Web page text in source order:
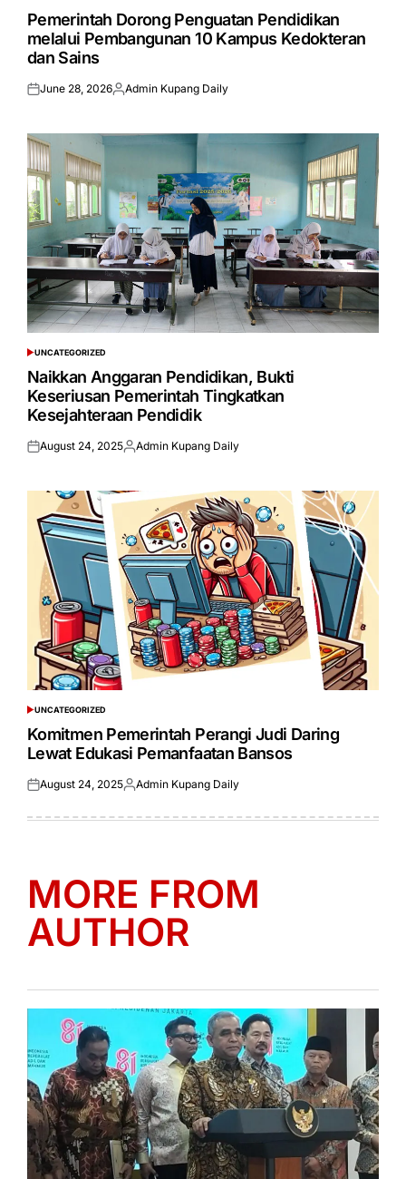
IN
Pemerintah Dorong Penguatan Pendidikan
melalui Pembangunan 10 Kampus Kedokteran
dan Sains
Posted
June 28, 2026Posted
Admin Kupang Daily
POSTED
IN
UNCATEGORIZED
Naikkan Anggaran Pendidikan, Bukti
Keseriusan Pemerintah Tingkatkan
Kesejahteraan Pendidik
Posted
August 24, 2025Posted
Admin Kupang Daily
POSTED
IN
UNCATEGORIZED
Komitmen Pemerintah Perangi Judi Daring
Lewat Edukasi Pemanfaatan Bansos
Posted
August 24, 2025Posted
Admin Kupang Daily
MORE FROM
AUTHOR